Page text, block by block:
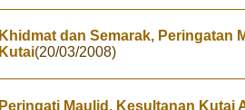
Khidmat dan Semarak, Peringatan
Kutai(20/03/2008)
Peringati Maulid, Kesultanan Kutai